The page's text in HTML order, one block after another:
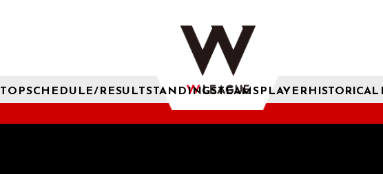
TOPSCHEDULE/RESULTSTANDINGSTEAMSPLAYERHISTORICAL